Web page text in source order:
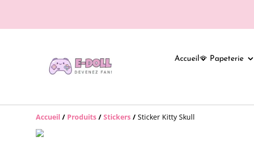
Accueil 🪭 Papeterie
Accueil / Produits / Stickers / Sticker Kitty Skull